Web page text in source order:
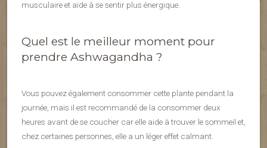
musculaire et aide à se sentir plus énergique.
Quel est le meilleur moment pour
prendre Ashwagandha ?
Vous pouvez également consommer cette plante pendant la
journée, mais il est recommandé de la consommer deux
heures avant de se coucher car elle aide à trouver le sommeil et,
chez certaines personnes, elle a un léger effet calmant.